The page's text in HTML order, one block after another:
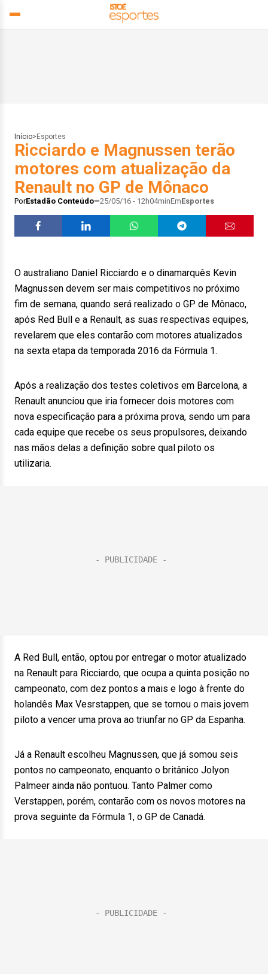
Início> Esportes
Ricciardo e Magnussen terão
motores com atualização da
Renault no GP de Mônaco
PorEstadão Conteúdo 25/05/16 - 12h04minEmEsportes
O australiano Daniel Ricciardo e o dinamarquês Kevin
Magnussen devem ser mais competitivos no próximo
fim de semana, quando será realizado o GP de Mônaco,
após Red Bull e a Renault, as suas respectivas equipes,
revelarem que eles contarão com motores atualizados
na sexta etapa da temporada 2016 da Fórmula 1.
Após a realização dos testes coletivos em Barcelona, a
Renault anunciou que iria fornecer dois motores com
nova especificação para a próxima prova, sendo um para
cada equipe que recebe os seus propulsores, deixando
nas mãos delas a definição sobre qual piloto os
utilizaria.
A Red Bull, então, optou por entregar o motor atualizado
na Renault para Ricciardo, que ocupa a quinta posição no
campeonato, com dez pontos a mais e logo à frente do
holandês Max Vesrstappen, que se tornou o mais jovem
piloto a vencer uma prova ao triunfar no GP da Espanha.
Já a Renault escolheu Magnussen, que já somou seis
pontos no campeonato, enquanto o britânico Jolyon
Palmeer ainda não pontuou. Tanto Palmer como
Verstappen, porém, contarão com os novos motores na
prova seguinte da Fórmula 1, o GP de Canadá.